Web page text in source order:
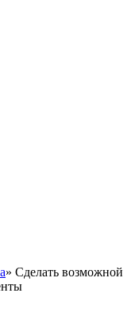
» Сделать возможной